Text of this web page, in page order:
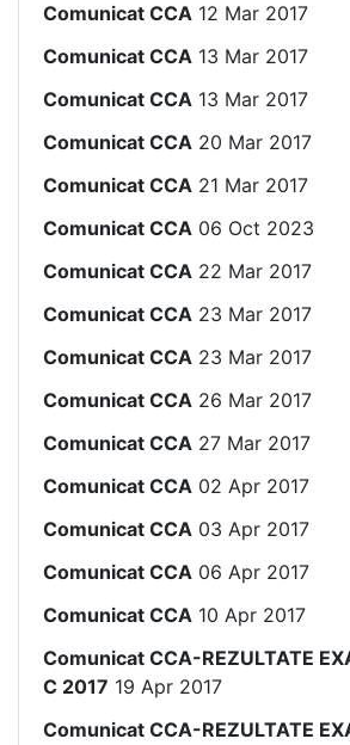
Comunicat CCA 12 Mar 2017
Comunicat CCA 13 Mar 2017
Comunicat CCA 13 Mar 2017
Comunicat CCA 20 Mar 2017
Comunicat CCA 21 Mar 2017
Comunicat CCA 06 Oct 2023
Comunicat CCA 22 Mar 2017
Comunicat CCA 23 Mar 2017
Comunicat CCA 23 Mar 2017
Comunicat CCA 26 Mar 2017
Comunicat CCA 27 Mar 2017
Comunicat CCA 02 Apr 2017
Comunicat CCA 03 Apr 2017
Comunicat CCA 06 Apr 2017
Comunicat CCA 10 Apr 2017
Comunicat CCA-REZULTATE
C 2017 19 Apr 2017
Comunicat CCA-REZULTATE